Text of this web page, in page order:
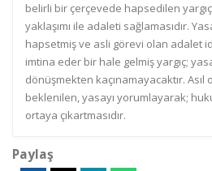
belirli bir çerçevede hapsedilen
yaklaşımı ile adaleti sağlamasıdır.
hapsetmiş ve asli görevi olan adalet
imtina eder bir hale gelmiş yargıç;
dönüşmekten kaçınamayacaktır. Asıl
beklenilen, yasayı yorumlayarak;
ortaya çıkartmasıdır.
Paylaş